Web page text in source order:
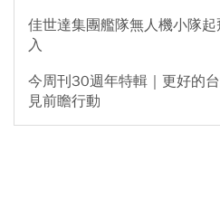
佳世達集團艦隊無人機小隊
入
今周刊30週年特輯｜更好的
見前瞻行動